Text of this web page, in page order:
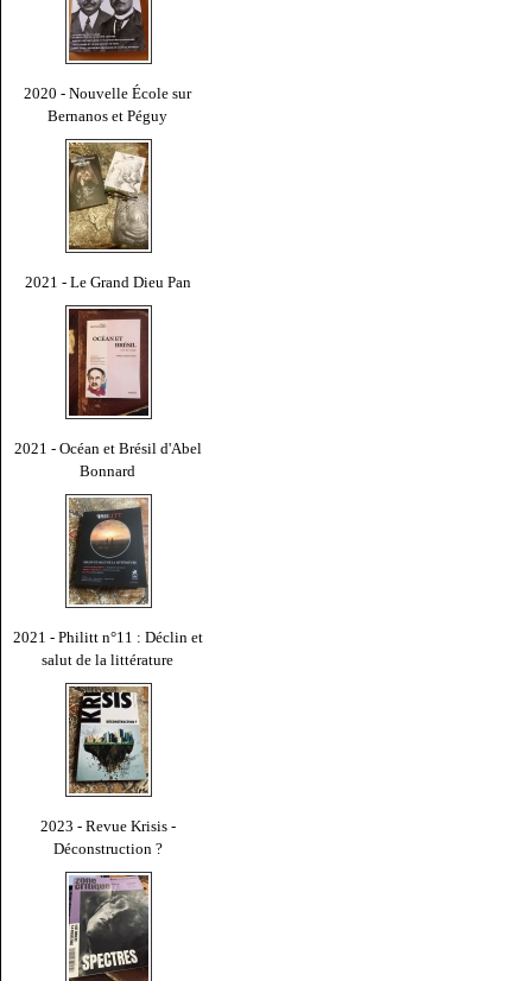
2020 - Nouvelle École sur
Bernanos et Péguy
2021 - Le Grand Dieu Pan
2021 - Océan et Brésil d'Abel
Bonnard
2021 - Philitt n°11 : Déclin et
salut de la littérature
2023 - Revue Krisis -
Déconstruction ?